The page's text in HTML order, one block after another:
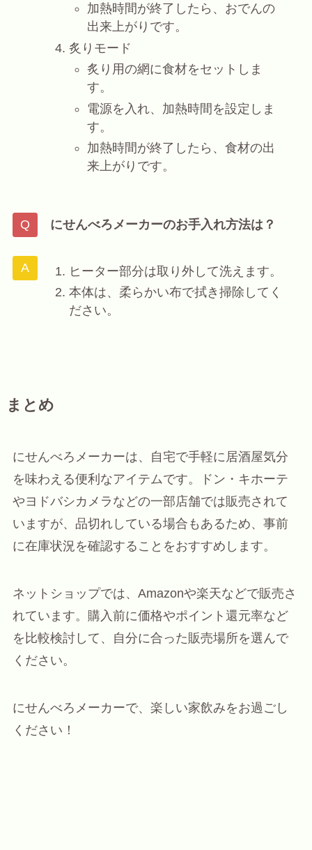
加熱時間が終了したら、おでんの
出来上がりです。
炙りモード
炙り用の網に食材をセットしま
す。
電源を入れ、加熱時間を設定しま
す。
加熱時間が終了したら、食材の出
来上がりです。
にせんべろメーカーのお手入れ方法は？
ヒーター部分は取り外して洗えます。
本体は、柔らかい布で拭き掃除してく
ださい。
まとめ
にせんべろメーカーは、自宅で手軽に居酒屋気分
を味わえる便利なアイテムです。ドン・キホーテ
やヨドバシカメラなどの一部店舗では販売されて
いますが、品切れしている場合もあるため、事前
に在庫状況を確認することをおすすめします。
ネットショップでは、Amazonや楽天などで販売さ
れています。購入前に価格やポイント還元率など
を比較検討して、自分に合った販売場所を選んで
ください。
にせんべろメーカーで、楽しい家飲みをお過ごし
ください！